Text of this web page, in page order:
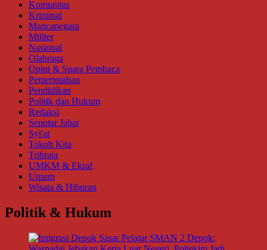
Komunitas
Kriminal
Mancanegara
Militer
Nasional
Olahraga
Opini & Suara Pembaca
Pemerintahan
Pendidikan
Politik dan Hukum
Redaksi
Seputar Jabar
Syi'ar
Tokoh Kita
Tribrata
UMKM & Ekraf
Umum
Wisata & Hiburan
Politik & Hukum